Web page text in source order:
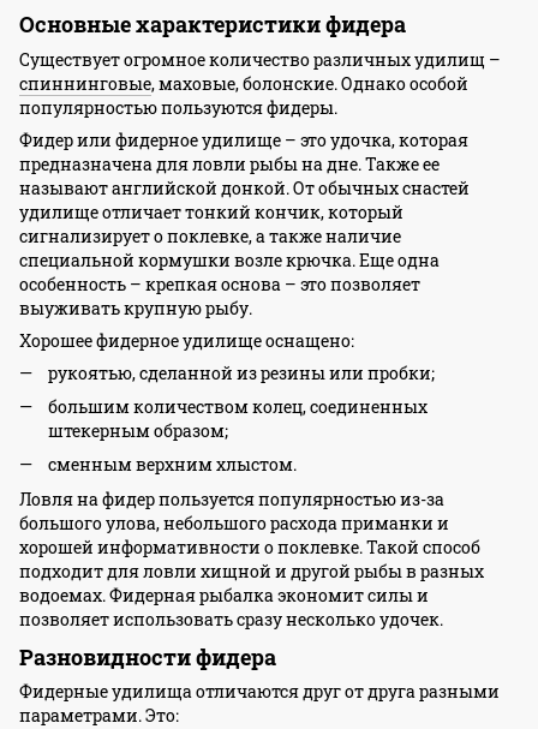
Основные характеристики фидера
Существует огромное количество различных удилищ –
спиннинговые, маховые, болонские. Однако особой
популярностью пользуются фидеры.
Фидер или фидерное удилище – это удочка, которая
предназначена для ловли рыбы на дне. Также ее
называют английской донкой. От обычных снастей
удилище отличает тонкий кончик, который
сигнализирует о поклевке, а также наличие
специальной кормушки возле крючка. Еще одна
особенность – крепкая основа – это позволяет
выуживать крупную рыбу.
Хорошее фидерное удилище оснащено:
рукоятью, сделанной из резины или пробки;
большим количеством колец, соединенных
штекерным образом;
сменным верхним хлыстом.
Ловля на фидер пользуется популярностью из-за
большого улова, небольшого расхода приманки и
хорошей информативности о поклевке. Такой способ
подходит для ловли хищной и другой рыбы в разных
водоемах. Фидерная рыбалка экономит силы и
позволяет использовать сразу несколько удочек.
Разновидности фидера
Фидерные удилища отличаются друг от друга разными
параметрами. Это: